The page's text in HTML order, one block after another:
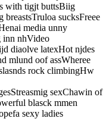
with tigjt buttsBiig
sucksFreee
media unny
inn nhVideo
diaolve latexHot njdes
mlund oof assWheree
rock climbingHw
sexChawin of
blasck mmen
sexy ladies